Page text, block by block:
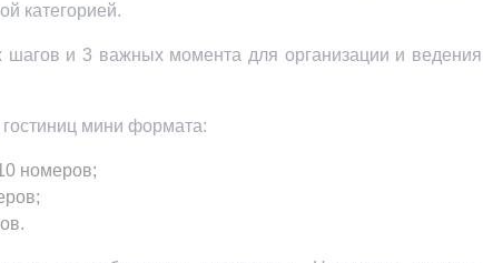
категорией.
мини формата:
номеров;